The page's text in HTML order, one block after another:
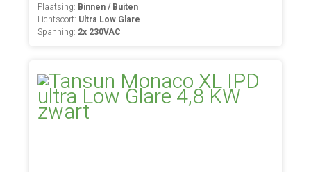
Plaatsing: Binnen / Buiten
Lichtsoort: Ultra Low Glare
Spanning: 2x 230VAC